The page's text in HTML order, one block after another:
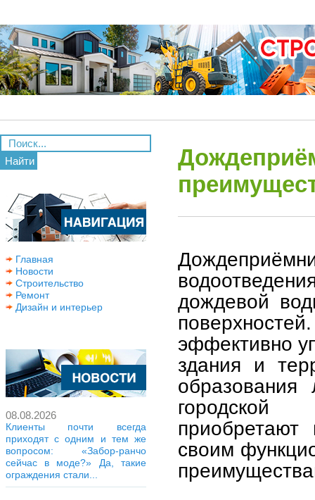
Найти
Главная
Новости
Строительство
Ремонт
Дизайн и интерьер
08.08.2026
Клиенты почти всегда
приходят с одним и тем же
вопросом: «Забор-ранчо
сейчас в моде?» Да, такие
ограждения стали...
дождевой
эффективно
здания и
городской
приобретают
своим